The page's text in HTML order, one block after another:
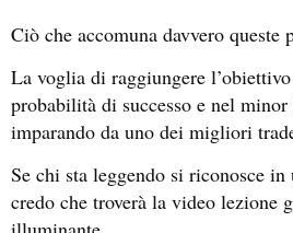
Ciò che accomuna davvero queste
La voglia di raggiungere
probabilità di successo e nel
imparando da uno dei migliori
Se chi sta leggendo si riconosce in
credo che troverà la video lezione